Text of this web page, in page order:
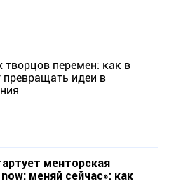
творцов перемен: как в
превращать идеи в
менторская
меняй сейчас»: как